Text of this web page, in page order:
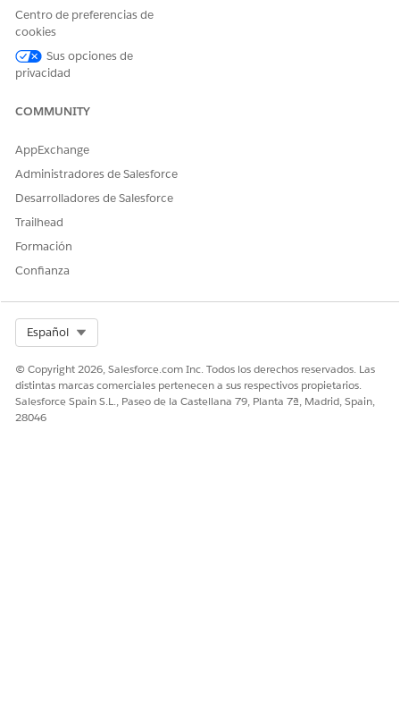
¡Háganos saber cómo podemos mejorar!
Centro de preferencias de
cookies
Sus opciones de
privacidad
COMMUNITY
AppExchange
Administradores de Salesforce
Desarrolladores de Salesforce
Trailhead
Formación
Confianza
Español
© Copyright 2026, Salesforce.com Inc. Todos los derechos reservados. Las
distintas marcas comerciales pertenecen a sus respectivos propietarios.
Salesforce Spain S.L., Paseo de la Castellana 79, Planta 7ª, Madrid, Spain,
28046